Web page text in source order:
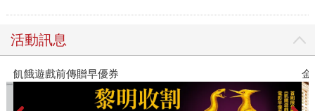
活動訊息
金石堂2026海外優惠：電子書